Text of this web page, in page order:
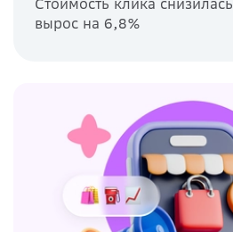
вырос на 6,8%